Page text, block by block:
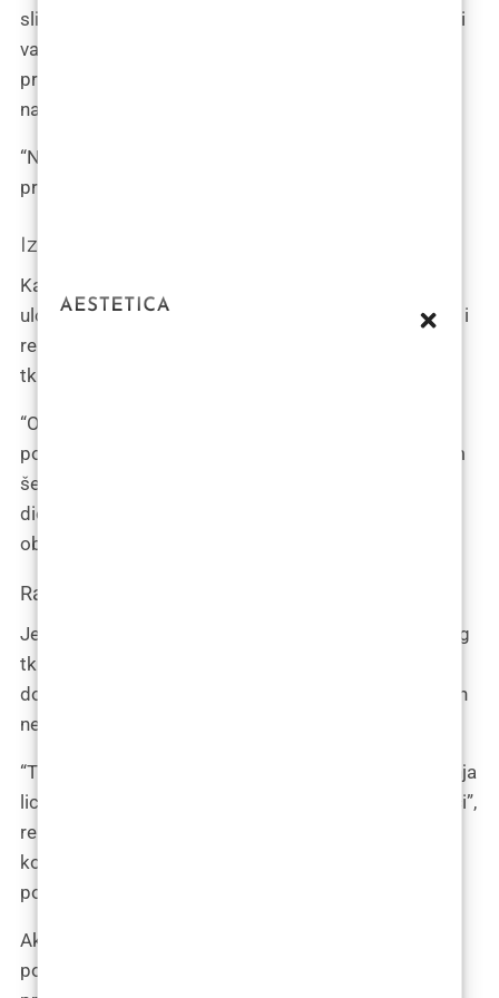
slijediti iz beskrajnog popisa koji vam kirurg pruža, ali
važno je zapamtiti da je u vašem najboljem interesu
pridržavati se svih njihovih uputa kako biste postigli
najbolje moguće rezultate.
“Najvažnije je slijediti specifične protokole koje vam
pruži vaš estetski kirurg”, rekao je Klović.
Izbjegavajte pritisak
Kao i kod svake operacije, dio oporavka igra ključnu
ulogu u kvaliteti vaših rezultata. Osim općeg odmora i
relaksacije, područja na kojima je injektirano masno
tkivo treba dobro štititi.
“Općenito je važno izbjegavati direktni pritisak na
područja na kojima je injektirana mast tijekom barem
šest tjedana”, rekao je Klović, dodajući da je to važan
dio oporavka potreban da masno tkivo zadrži željeni
oblik.
Razmislite dugoročno
Jedan od jedinstvenih aspekata presađivanja masnog
tkiva i povećanja lica je da će proći nekoliko mjeseci
dok se pravi rezultati ne ustale i dok se trajni volumen
ne formira.
“Trajni volumen presađivanja masnog tkiva i povećanja
lica implantatima razlikovat će se nakon šest mjeseci”,
rekla je Martinović. “Prosječna količina masnog tkiva
koja preživi nakon presađivanja masnog tkiva je 50
posto.”
Ako niste zadovoljni rezultatima odmah nakon
postupka, dajte procesu oporavka dovoljno vremena